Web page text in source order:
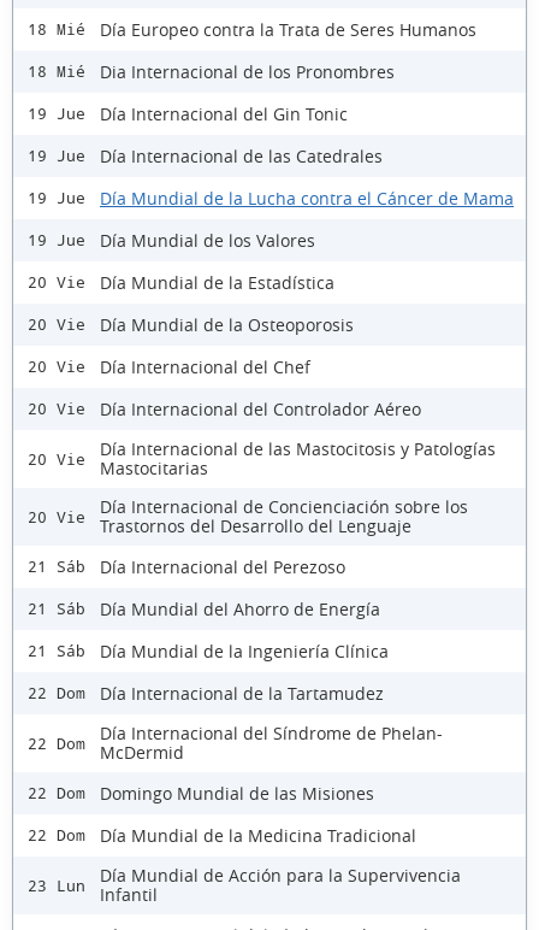
18 Mié Día Europeo contra la Trata de Seres Humanos
18 Mié Dia Internacional de los Pronombres
19 Jue Día Internacional del Gin Tonic
19 Jue Día Internacional de las Catedrales
19 Jue Día Mundial de la Lucha contra el Cáncer de Mama
19 Jue Día Mundial de los Valores
20 Vie Día Mundial de la Estadística
20 Vie Día Mundial de la Osteoporosis
20 Vie Día Internacional del Chef
20 Vie Día Internacional del Controlador Aéreo
20 Vie
Día Internacional de las Mastocitosis y Patologías
Mastocitarias
20 Vie
Día Internacional de Concienciación sobre los
Trastornos del Desarrollo del Lenguaje
21 Sáb Día Internacional del Perezoso
21 Sáb Día Mundial del Ahorro de Energía
21 Sáb Día Mundial de la Ingeniería Clínica
22 Dom Día Internacional de la Tartamudez
22 Dom
Día Internacional del Síndrome de Phelan-
McDermid
22 Dom Domingo Mundial de las Misiones
22 Dom Día Mundial de la Medicina Tradicional
23 Lun
Día Mundial de Acción para la Supervivencia
Infantil